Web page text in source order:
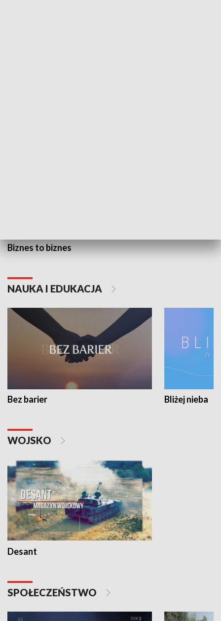
Biznes to biznes
NAUKA I EDUKACJA
Bez barier Bliżej nieba
WOJSKO
Desant
SPOŁECZEŃSTWO